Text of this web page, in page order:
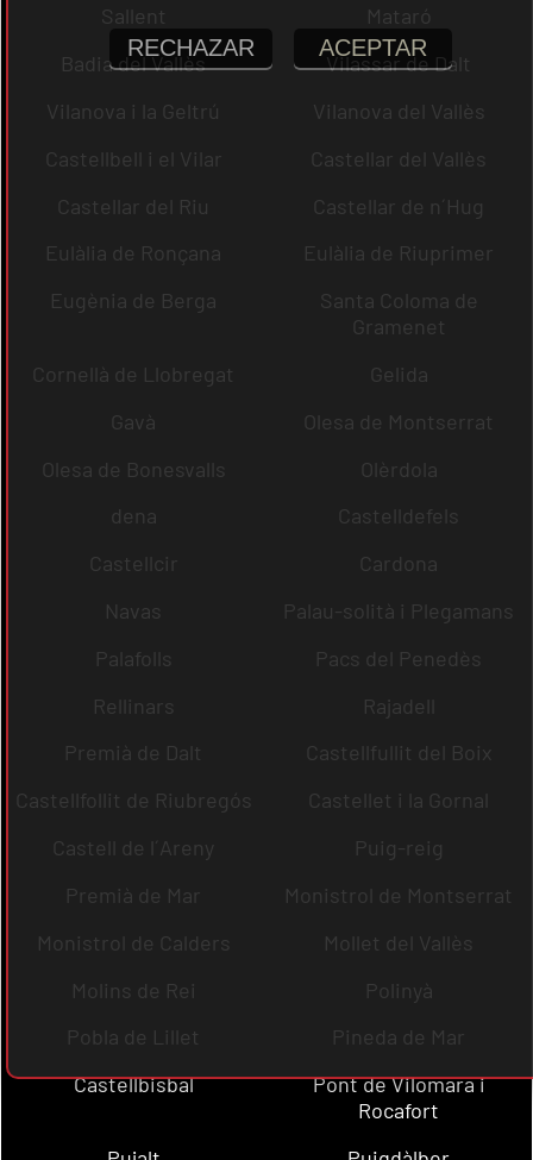
Sallent
Mataró
Badia del Vallès
Vilassar de Dalt
Vilanova i la Geltrú
Vilanova del Vallès
Castellbell i el Vilar
Castellar del Vallès
Castellar del Riu
Castellar de n´Hug
Eulàlia de Ronçana
Eulàlia de Riuprimer
Eugènia de Berga
Santa Coloma de
Gramenet
Cornellà de Llobregat
Gelida
Gavà
Olesa de Montserrat
Olesa de Bonesvalls
Olèrdola
dena
Castelldefels
Castellcir
Cardona
Navas
Palau-solità i Plegamans
Palafolls
Pacs del Penedès
Rellinars
Rajadell
Premià de Dalt
Castellfullit del Boix
Castellfollit de Riubregós
Castellet i la Gornal
Castell de l´Areny
Puig-reig
Premià de Mar
Monistrol de Montserrat
Monistrol de Calders
Mollet del Vallès
Molins de Rei
Polinyà
Pobla de Lillet
Pineda de Mar
Castellbisbal
Pont de Vilomara i
Rocafort
RECHAZAR ACEPTAR